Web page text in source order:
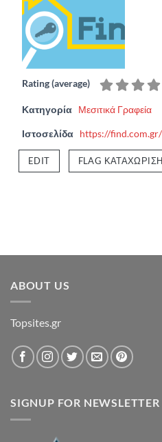
Rating (average)
Κατηγορία Μεσιτικά Γραφεία
Ιστοσελίδα https://
EDIT FLAG ΚΑΤΑΧΏΡΙΣΗ
ABOUT US
Topsites.gr
SIGNUP FOR NEWSLETTER